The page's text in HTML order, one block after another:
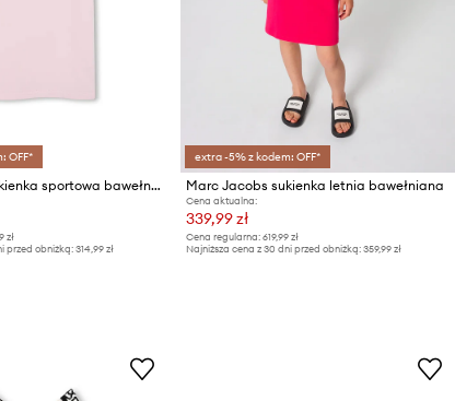
OFF*
Marc Jacobs sukienka sportowa bawełniana
zł
przed obniżką: 314,99 zł
extra -5% z kodem: OFF*
Marc Jacobs sukienka letnia bawełniana
Cena aktualna:
339,99 zł
Cena regularna: 619,99 zł
Najniższa cena z 30 dni przed obniżką: 359,99 zł